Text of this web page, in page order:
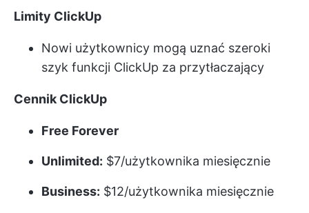
Limity ClickUp
Nowi użytkownicy mogą uznać szeroki
szyk funkcji ClickUp za przytłaczający
Cennik ClickUp
Free Forever
Unlimited: $7/użytkownika miesięcznie
Business: $12/użytkownika miesięcznie